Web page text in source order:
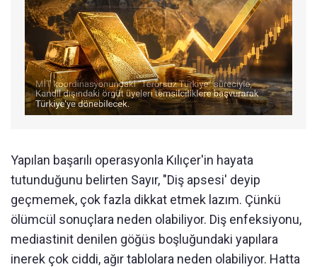
Yapılan başarılı operasyonla Kılıçer'in hayata
tutunduğunu belirten Sayır, "Diş apsesi' deyip
geçmemek, çok fazla dikkat etmek lazım. Çünkü
ölümcül sonuçlara neden olabiliyor. Diş enfeksiyonu,
mediastinit denilen göğüs boşluğundaki yapılara
inerek çok ciddi, ağır tablolara neden olabiliyor. Hatta